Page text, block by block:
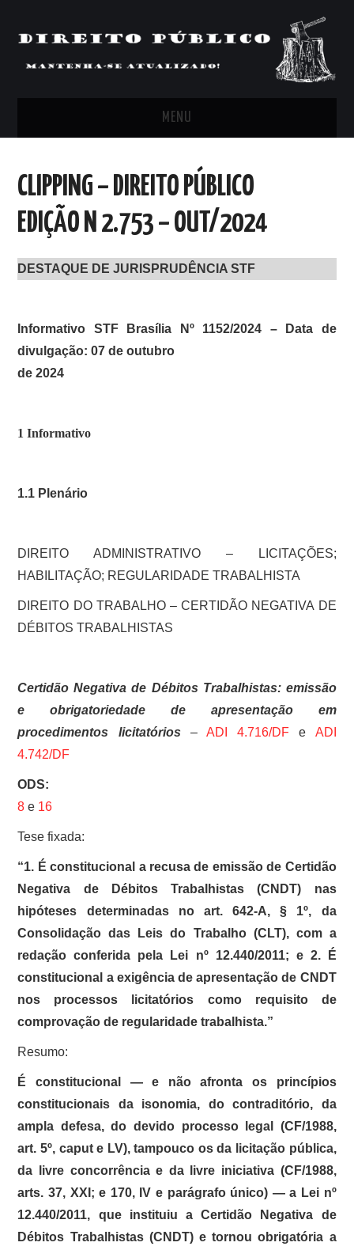
MENU
ARTIGOS, COMENTÁRIOS E PONTOS
DE VISTA
CLIPPING’S
SOBRE
CLIPPING – DIREITO PÚBLICO
EDIÇÃO N 2.753 – OUT/2024
DESTAQUE DE JURISPRUDÊNCIA STF
Informativo STF Brasília Nº 1152/2024 – Data de
divulgação: 07 de outubro
de 2024
1 Informativo
1.1 Plenário
DIREITO ADMINISTRATIVO – LICITAÇÕES;
HABILITAÇÃO; REGULARIDADE TRABALHISTA
DIREITO DO TRABALHO – CERTIDÃO NEGATIVA DE
DÉBITOS TRABALHISTAS
Certidão Negativa de Débitos Trabalhistas: emissão
e obrigatoriedade de apresentação em
procedimentos licitatórios –ADI 4.716/DF e ADI
4.742/DF
ODS:
8 e 16
Tese fixada:
“1. É constitucional a recusa de emissão de Certidão
Negativa de Débitos Trabalhistas (CNDT) nas
hipóteses determinadas no art. 642-A, § 1º, da
Consolidação das Leis do Trabalho (CLT), com a
redação conferida pela Lei nº 12.440/2011; e 2. É
constitucional a exigência de apresentação de CNDT
nos processos licitatórios como requisito de
comprovação de regularidade trabalhista.”
Resumo:
É constitucional — e não afronta os princípios
constitucionais da isonomia, do contraditório, da
ampla defesa, do devido processo legal (CF/1988,
art. 5º, caput e LV), tampouco os da licitação pública,
da livre concorrência e da livre iniciativa (CF/1988,
arts. 37, XXI; e 170, IV e parágrafo único) — a Lei nº
12.440/2011, que instituiu a Certidão Negativa de
Débitos Trabalhistas (CNDT) e tornou obrigatória a